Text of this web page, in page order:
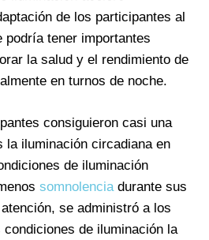
de los participantes al
podría tener importantes
la salud y el rendimiento de
en turnos de noche.
consiguieron casi una
la iluminación circadiana en
de iluminación
somnolenciadurante sus
se administró a los
de iluminación la